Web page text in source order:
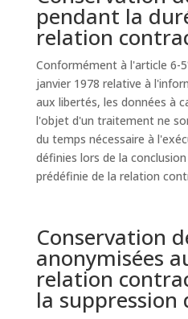
pendant la
relation
Conformément à l'article 6-
janvier 1978 relative à
aux libertés, les données à
l'objet d'un traitement ne
du temps nécessaire à
définies lors de la
prédéfinie de la relation
Conservation
anonymisées
relation
la suppression